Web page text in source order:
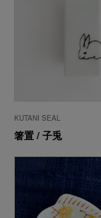
KUTANI SEAL
箸置 / 子兎